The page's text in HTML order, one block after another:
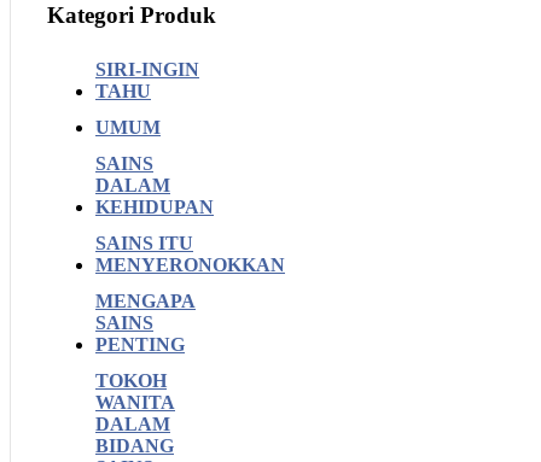
Kategori Produk
SIRI-INGIN
TAHU
UMUM
SAINS
DALAM
KEHIDUPAN
SAINS ITU
MENYERONOKKAN
MENGAPA
SAINS
PENTING
TOKOH
WANITA
DALAM
BIDANG